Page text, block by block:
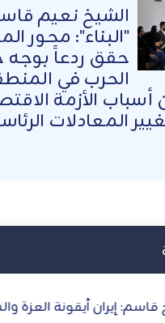
الشيخ نعيم
"البناء": محور
حقق ردعاً
الحرب في
الأزمة
المعادلات
إيران أيقونة العزة